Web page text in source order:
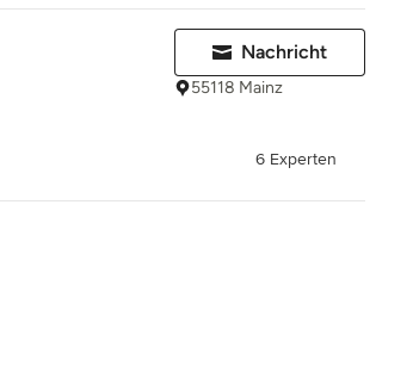
Nachricht
55118 Mainz
6 Experten